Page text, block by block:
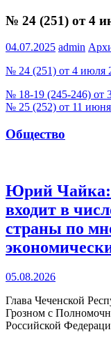
№ 24 (251) от 4
04.07.2025 admin
№ 24 (251) от 4 июля
Навигация
по
записям
Previous
Post:
№ 18-19 (245-246) от
Next
№ 25 (252) от 11 июня
Общество
Юрий Чайка:
входит в
страны по
05.08.2026
Глава Чеченской
Грозном с
Российской